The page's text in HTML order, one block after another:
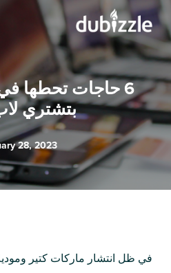
Skip
to
main
content
6 حاجات تحطها
بتشتري
28, 2023
في ظل انتشار ماركات كتير